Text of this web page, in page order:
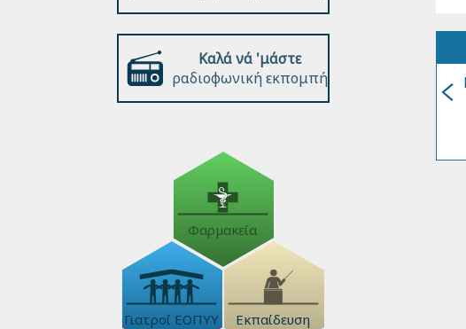
Καλά νά 'μάστε
ραδιοφωνική εκπομπή
Φαρμακεία
Γιατροί ΕΟΠΥΥ Εκπαίδευση